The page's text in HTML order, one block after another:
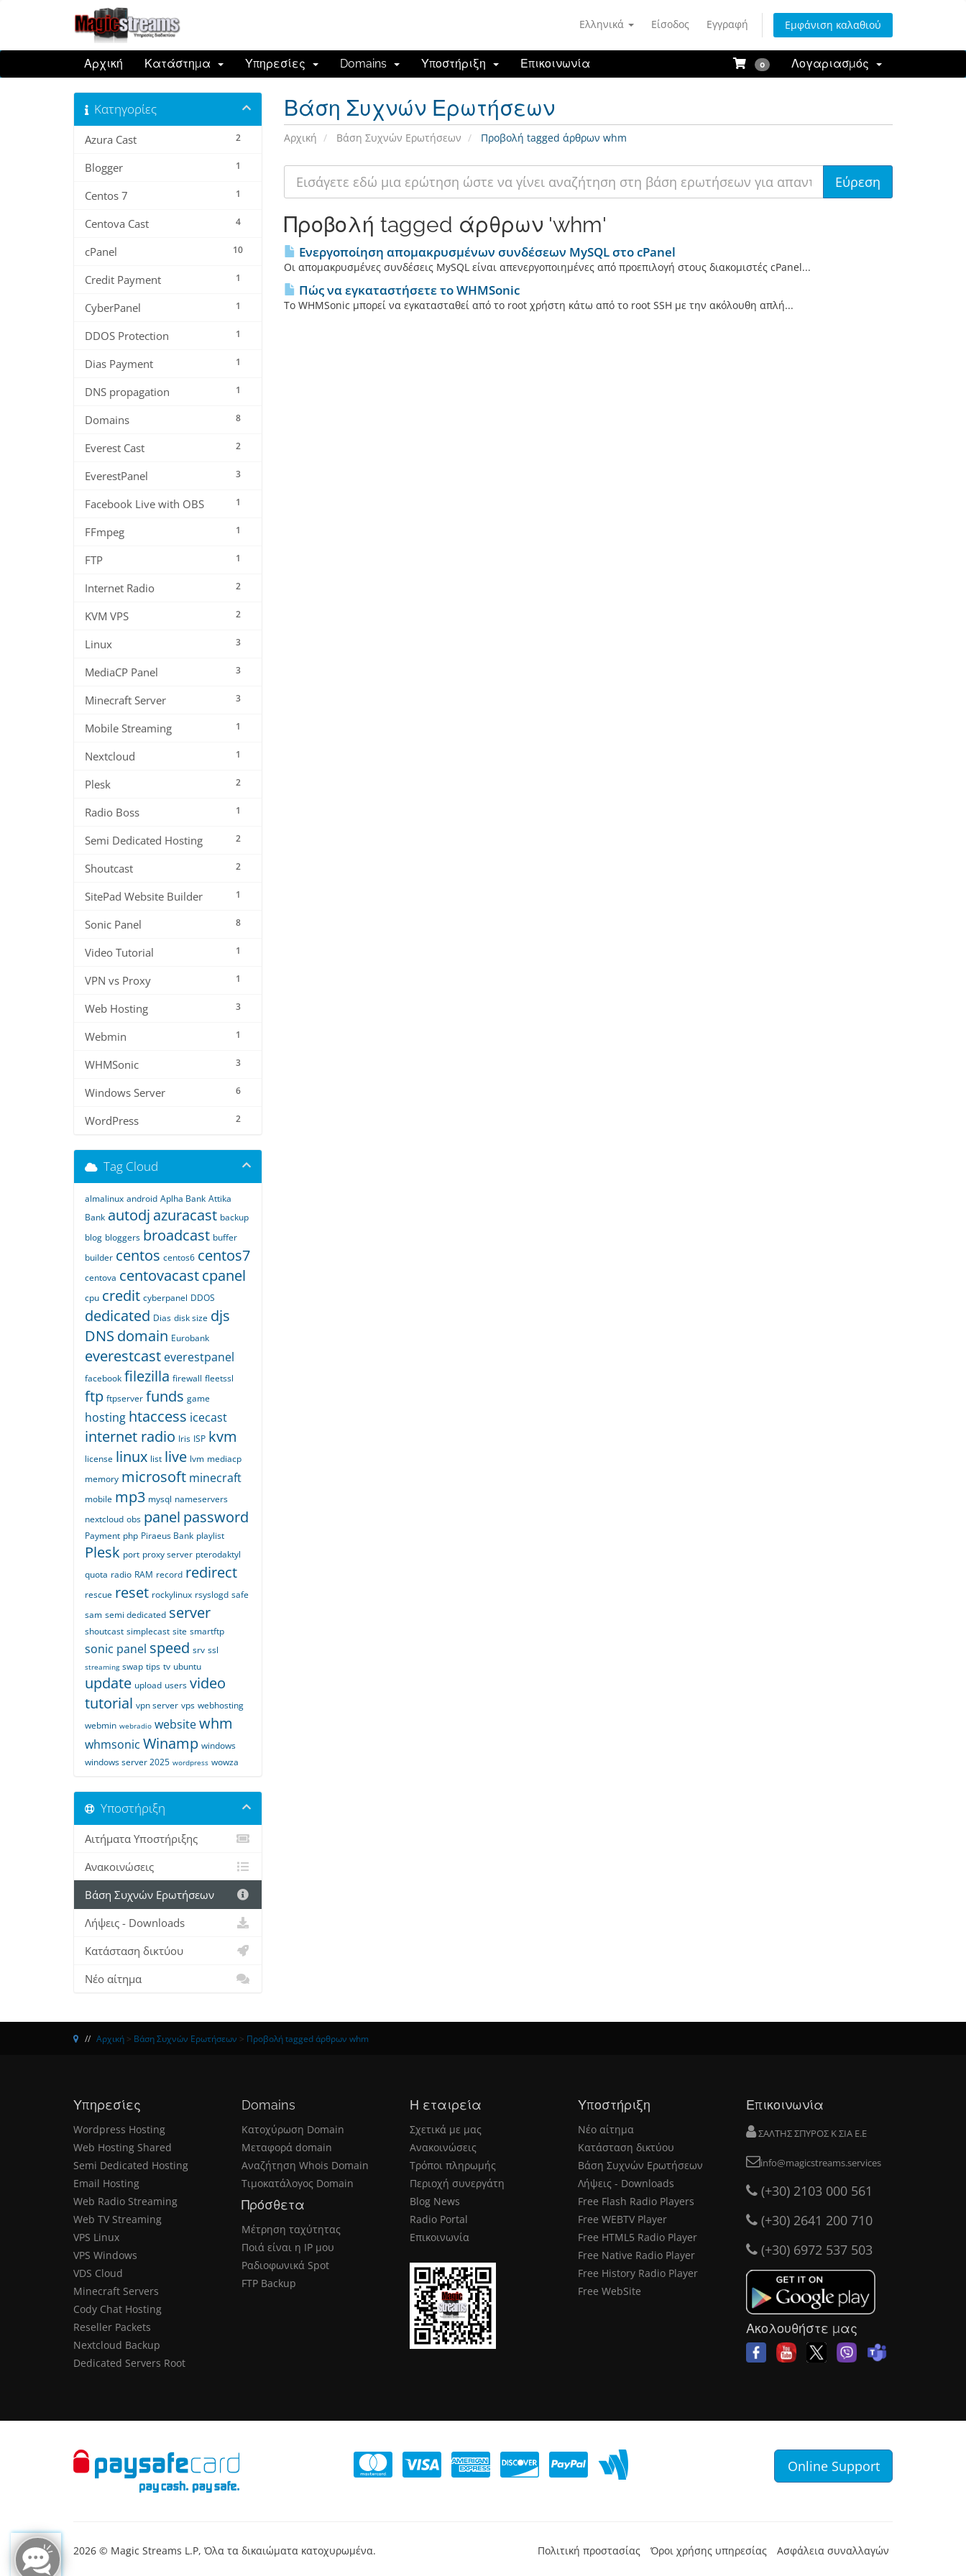
Ελληνικά Είσοδος Εγγραφή Εμφάνιση καλαθιού
Αρχική Κατάστημα Υπηρεσίες Domains Υποστήριξη Επικοινωνία 0 Λογαριασμός
Βάση Συχνών Ερωτήσεων
Αρχική Βάση Συχνών Ερωτήσεων Προβολή tagged άρθρων whm
Κατηγορίες
2
Azura Cast
1
Blogger
1
Centos 7
4
Centova Cast
10
cPanel
1
Credit Payment
1
CyberPanel
1
DDOS Protection
1
Dias Payment
1
DNS propagation
8
Domains
2
Everest Cast
3
EverestPanel
1
Facebook Live with OBS
1
FFmpeg
1
FTP
2
Internet Radio
2
KVM VPS
3
Linux
3
MediaCP Panel
3
Minecraft Server
1
Mobile Streaming
1
Nextcloud
2
Plesk
1
Radio Boss
2
Semi Dedicated Hosting
2
Shoutcast
1
SitePad Website Builder
8
Sonic Panel
1
Video Tutorial
1
VPN vs Proxy
3
Web Hosting
1
Webmin
3
WHMSonic
6
Windows Server
2
WordPress
Προβολή tagged άρθρων 'whm'
Ενεργοποίηση απομακρυσμένων συνδέσεων MySQL στο cPanel
Οι απομακρυσμένες συνδέσεις MySQL είναι απενεργοποιημένες από προεπιλογή στους διακομιστές cPanel...
Πώς να εγκαταστήσετε το WHMSonic
Το WHMSonic μπορεί να εγκατασταθεί από το root χρήστη κάτω από το root SSH με την ακόλουθη απλή...
Tag Cloud
almalinux android Aplha Bank Attika
Bank autodj azuracast backup
blog bloggers broadcast buffer
builder centos centos6 centos7
centova centovacastcpanel
cpu credit cyberpanel DDOS
dedicated Dias disk size djs
DNS domain Eurobank
everestcast everestpanel
facebook filezilla firewall fleetssl
ftp ftpserver funds game
hosting htaccess icecast
internet radio Iris ISP kvm
license linux list live lvm mediacp
memory microsoft minecraft
mobile mp3 mysql nameservers
nextcloud obs panel password
Payment php Piraeus Bank playlist
Plesk port proxy server pterodaktyl
quota radio RAM record redirect
rescue reset rockylinux rsyslogd safe
sam semi dedicated server
shoutcast simplecast site smartftp
sonic panel speed srv ssl
streaming swap tips tv ubuntu
update upload users video
tutorial vpn server vps webhosting
webmin webradio websitewhm
whmsonic Winamp windows
windows server 2025 wordpress wowza
Υποστήριξη
Αιτήματα Υποστήριξης
Ανακοινώσεις
Βάση Συχνών Ερωτήσεων
Λήψεις - Downloads
Κατάσταση δικτύου
Νέο αίτημα
Αρχική > Βάση Συχνών Ερωτήσεων > Προβολή tagged άρθρων whm
Υπηρεσίες
Wordpress Hosting
Web Hosting Shared
Semi Dedicated Hosting
Email Hosting
Web Radio Streaming
Web TV Streaming
VPS Linux
VPS Windows
VDS Cloud
Minecraft Servers
Cody Chat Hosting
Reseller Packets
Nextcloud Backup
Dedicated Servers Root
Domains
Κατοχύρωση Domain
Μεταφορά domain
Αναζήτηση Whois Domain
Τιμοκατάλογος Domain
Πρόσθετα
Μέτρηση ταχύτητας
Ποιά είναι η IP μου
Ραδιοφωνικά Spot
FTP Backup
Η εταιρεία
Σχετικά με μας
Ανακοινώσεις
Τρόποι πληρωμής
Περιοχή συνεργάτη
Blog News
Radio Portal
Επικοινωνία
Υποστήριξη
Νέο αίτημα
Κατάσταση δικτύου
Βάση Συχνών Ερωτήσεων
Λήψεις - Downloads
Free Flash Radio Players
Free WEBTV Player
Free HTML5 Radio Player
Free Native Radio Player
Free History Radio Player
Free WebSite
Επικοινωνία
ΣΑΛΤΗΣ ΣΠΥΡΟΣ Κ ΣΙΑ Ε.Ε
info@magicstreams.services
(+30) 2103 000 561
(+30) 2641 200 710
(+30) 6972 537 503
Ακολουθήστε μας
Online Support
2026 © Magic Streams L.P, Όλα τα δικαιώματα κατοχυρωμένα. Πολιτική προστασίας Όροι χρήσης υπηρεσίας Ασφάλεια συναλλαγών